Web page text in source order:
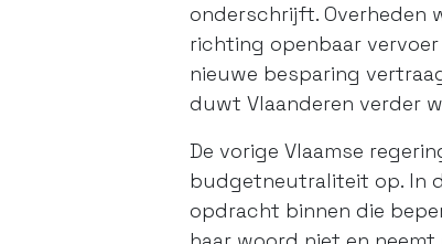
onderschrijft. Overheden
richting openbaar
nieuwe besparing
duwt Vlaanderen verder
De vorige Vlaamse
budgetneutraliteit op. In
opdracht binnen die